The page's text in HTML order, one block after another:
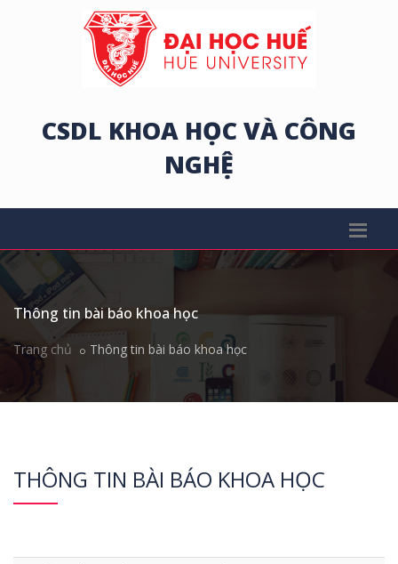
CSDL KHOA HỌC VÀ CÔNG
NGHỆ
Thông tin bài báo khoa học
Trang chủ Thông tin bài báo khoa học
THÔNG TIN BÀI BÁO KHOA HỌC